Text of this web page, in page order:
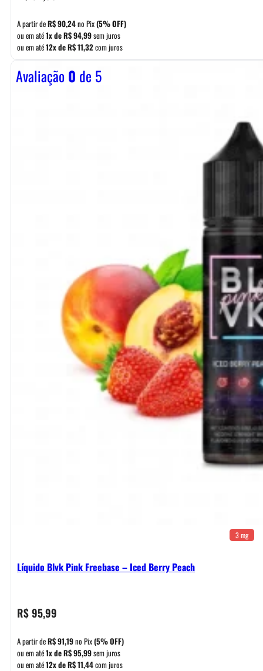
A partir deR$90,24no Pix(5% OFF)
ou em até1x deR$94,99sem juros
ou em até12x deR$11,32com juros
Avaliação0 de 5
3 mg
Líquido Blvk Pink Freebase – Iced Berry Peach
R$95,99
A partir deR$91,19no Pix(5% OFF)
ou em até1x deR$95,99sem juros
ou em até12x deR$11,44com juros